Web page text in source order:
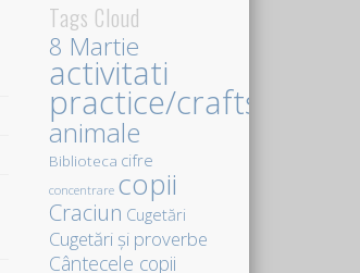
Tags Cloud
8 Martie
activitati
practice/crafts
animale
Biblioteca cifre
concentrare copii
Craciun Cugetări
Cugetări şi proverbe
Cântecele copii